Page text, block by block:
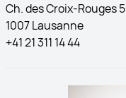
Ch. des Croix-Rouges 5
1007 Lausanne
+41 21 311 14 44